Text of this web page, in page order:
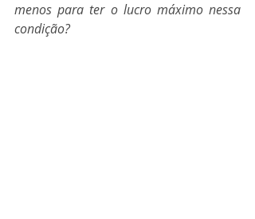
menos para ter o lucro máximo nessa
condição?